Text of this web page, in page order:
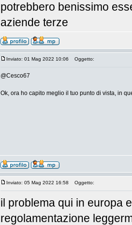
potrebbero benissimo
aziende terze
Inviato: 01 Mag 2022 10:06 Oggetto:
@Cesco67
Ok, ora ho capito meglio il tuo punto di vista, in
Inviato: 05 Mag 2022 16:58 Oggetto:
il problema qui in europa
regolamentazione